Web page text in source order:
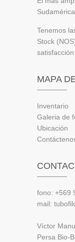
Sudamérica.
Tenemos
Stock
MAPA
Inventario
Galeria de
Ubicación
fono: +569
mail:
Víctor
Persa Bio-